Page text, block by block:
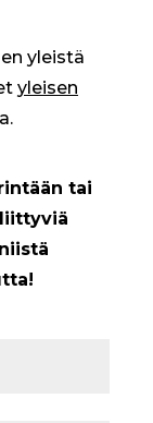
yleistä
yleisen
tai